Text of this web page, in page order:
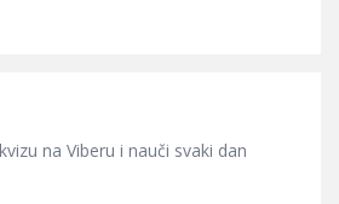
na Viberu i nauči svaki dan